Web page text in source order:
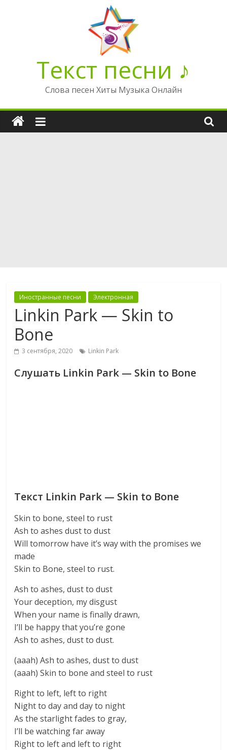
Текст песни ♪
Слова песен Хиты Музыка Онлайн
Иностранные песни Электронная
Linkin Park — Skin to
Bone
3 сентября, 2020 Linkin Park
Слушать Linkin Park — Skin to Bone
Текст Linkin Park — Skin to Bone
Skin to bone, steel to rust
Ash to ashes dust to dust
Will tomorrow have it’s way with the promises we
made
Skin to Bone, steel to rust.
Ash to ashes, dust to dust
Your deception, my disgust
When your name is finally drawn,
I’ll be happy that you’re gone
Ash to ashes, dust to dust.
(aaah) Ash to ashes, dust to dust
(aaah) Skin to bone and steel to rust
Right to left, left to right
Night to day and day to night
As the starlight fades to gray,
I’ll be watching far away
Right to left and left to right